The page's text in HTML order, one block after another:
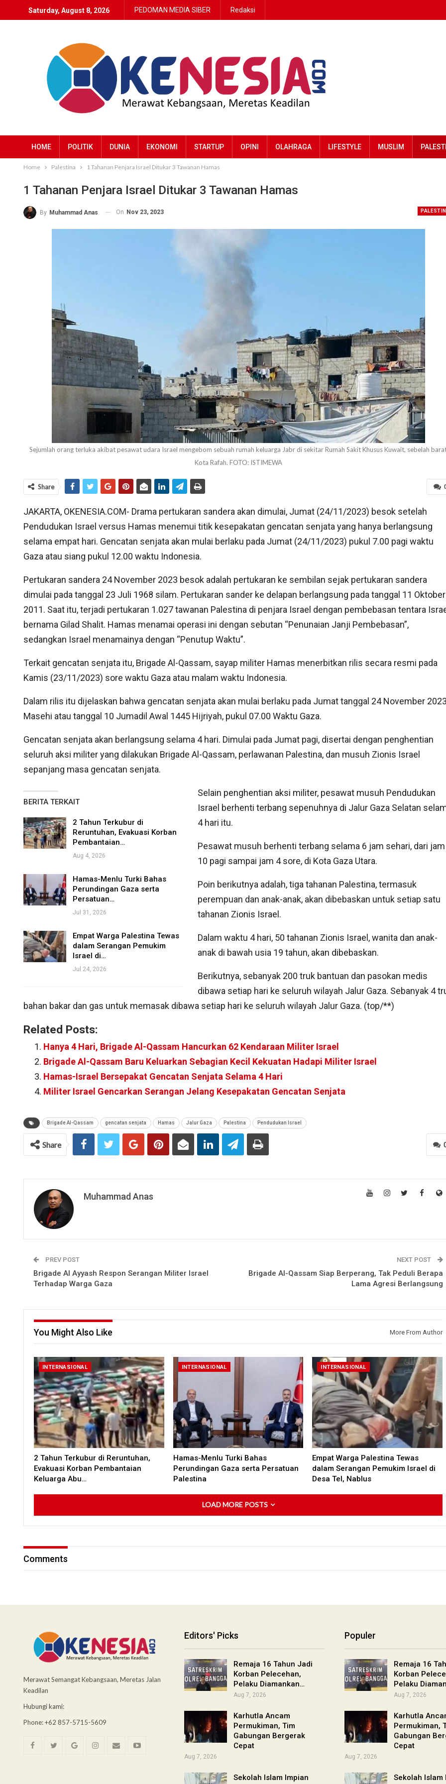
Saturday, August 8, 2026 PEDOMAN MEDIA SIBER Redaksi
HOME POLITIK DUNIA EKONOMI STARTUP OPINI OLAHRAGA LIFESTYLE MUSLIM
Home Palestina 1 Tahanan Penjara Israel Ditukar 3 Tawanan Hamas
1 Tahanan Penjara Israel Ditukar 3 Tawanan Hamas
By Muhammad Anas On Nov 23, 2023
Sejumlah orang terluka akibat pesawat udara Israel mengebom sebuah rumah keluarga Jabr di sekitar Rumah Sakit Khusus Kuwait, sebelah
Kota Rafah. FOTO: ISTIMEWA
Share
JAKARTA, OKENESIA.COM- Drama pertukaran sandera akan dimulai, Jumat (24/11/2023) besok setelah
Pendudukan Israel versus Hamas menemui titik kesepakatan gencatan senjata yang hanya berlangsung
selama empat hari. Gencatan senjata akan mulai berlaku pada Jumat (24/11/2023) pukul 7.00 pagi waktu
Gaza atau siang pukul 12.00 waktu Indonesia.
Pertukaran sandera 24 November 2023 besok adalah pertukaran ke sembilan sejak pertukaran sandera
dimulai pada tanggal 23 Juli 1968 silam. Pertukaran sander ke delapan berlangsung pada tanggal 11 Oktober
2011. Saat itu, terjadi pertukaran 1.027 tawanan Palestina di penjara Israel dengan pembebasan tentara
bernama Gilad Shalit. Hamas menamai operasi ini dengan sebutan “Penunaian Janji Pembebasan”,
sedangkan Israel menamainya dengan “Penutup Waktu”.
Terkait gencatan senjata itu, Brigade Al-Qassam, sayap militer Hamas menerbitkan rilis secara resmi pada
Kamis (23/11/2023) sore waktu Gaza atau malam waktu Indonesia.
Dalam rilis itu dijelaskan bahwa gencatan senjata akan mulai berlaku pada Jumat tanggal 24 November
Masehi atau tanggal 10 Jumadil Awal 1445 Hijriyah, pukul 07.00 Waktu Gaza.
Gencatan senjata akan berlangsung selama 4 hari. Dimulai pada Jumat pagi, disertai dengan penghentian
seluruh aksi militer yang dilakukan Brigade Al-Qassam, perlawanan Palestina, dan musuh Zionis Israel
sepanjang masa gencatan senjata.
BERITA TERKAIT
2 Tahun Terkubur di
Reruntuhan, Evakuasi Korban
Pembantaian…
Aug 4, 2026
Hamas-Menlu Turki Bahas
Perundingan Gaza serta
Persatuan…
Jul 31, 2026
Empat Warga Palestina Tewas
dalam Serangan Pemukim
Israel di…
Jul 24, 2026
Selain penghentian aksi militer, pesawat musuh Pendudukan
Israel berhenti terbang sepenuhnya di Jalur Gaza Selatan
4 hari itu.
Pesawat musuh berhenti terbang selama 6 jam sehari, dari jam
10 pagi sampai jam 4 sore, di Kota Gaza Utara.
Poin berikutnya adalah, tiga tahanan Palestina, termasuk
perempuan dan anak-anak, akan dibebaskan untuk setiap satu
tahanan Zionis Israel.
Dalam waktu 4 hari, 50 tahanan Zionis Israel, wanita dan anak-
anak di bawah usia 19 tahun, akan dibebaskan.
Berikutnya, sebanyak 200 truk bantuan dan pasokan medis
dibawa setiap hari ke seluruh wilayah Jalur Gaza. Sebanyak 4
bahan bakar dan gas untuk memasak dibawa setiap hari ke seluruh wilayah Jalur Gaza. (top/**)
Related Posts:
Hanya 4 Hari, Brigade Al-Qassam Hancurkan 62 Kendaraan Militer Israel
Brigade Al-Qassam Baru Keluarkan Sebagian Kecil Kekuatan Hadapi Militer Israel
Hamas-Israel Bersepakat Gencatan Senjata Selama 4 Hari
Militer Israel Gencarkan Serangan Jelang Kesepakatan Gencatan Senjata
Brigade Al-Qassam gencatan senjata Hamas Jalur Gaza Palestina Pendudukan Israel
Share
Muhammad Anas
PREV POST
Brigade Al Ayyash Respon Serangan Militer Israel
Terhadap Warga Gaza
NEXT POST
Brigade Al-Qassam Siap Berperang, Tak Peduli Berapa
Lama Agresi Berlangsung
You Might Also Like More From Author
INTERNASIONAL
2 Tahun Terkubur di Reruntuhan,
Evakuasi Korban Pembantaian
Keluarga Abu…
INTERNASIONAL
Hamas-Menlu Turki Bahas
Perundingan Gaza serta Persatuan
Palestina
INTERNASIONAL
Empat Warga Palestina Tewas
dalam Serangan Pemukim Israel di
Desa Tel, Nablus
LOAD MORE POSTS
Comments
Merawat Semangat Kebangsaan, Meretas Jalan
Keadilan
Hubungi kami:
Phone: +62 857-5715-5609
Editors' Picks
Remaja 16 Tahun Jadi
Korban Pelecehan,
Pelaku Diamankan…
Aug 7, 2026
Karhutla Ancam
Permukiman, Tim
Gabungan Bergerak
Cepat
Aug 7, 2026
Sekolah Islam Impian
Populer
Remaja 16
Korban
Pelaku
Aug 7, 2026
Karhutla
Permukiman,
Gabungan
Cepat
Aug 7, 2026
Sekolah Islam